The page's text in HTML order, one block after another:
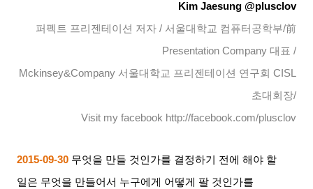
Kim Jaesung @plusclov
퍼펙트 프리젠테이션 저자/ 서울대학교 컴퓨터공학부/前
Presentation Company 대표 /
Mckinsey&Company 서울대학교 프리젠테이션 연구회 CISL
초대회장/
Visit my facebook http://facebook.com/plusclov
2015-09-30 무엇을 만들 것인가를 결정하기 전에 해야 할
일은 무엇을 만들어서 누구에게 어떻게 팔 것인가를